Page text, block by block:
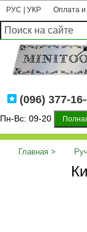
РУС УКР Оплата и
(096) 377-
Пн-Вс: 09-20
Главная